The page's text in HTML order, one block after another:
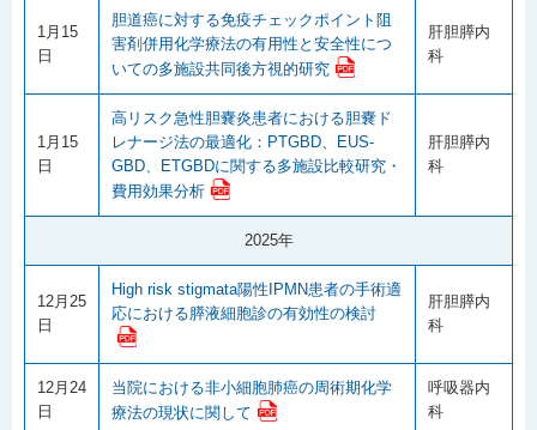
1月15
日
胆道癌に対する免疫チェックポイント阻
害剤併用化学療法の有用性と安全性につ
いての多施設共同後方視的研究
肝胆膵内
科
1月15
日
高リスク急性胆嚢炎患者における胆嚢ド
レナージ法の最適化：PTGBD、EUS-
GBD、ETGBDに関する多施設比較研究・
費用効果分析
肝胆膵内
科
2025年
12月25
日
High risk stigmata陽性IPMN患者の手術適
応における膵液細胞診の有効性の検討
肝胆膵内
科
12月24
日
当院における非小細胞肺癌の周術期化学
療法の現状に関して
呼吸器内
科